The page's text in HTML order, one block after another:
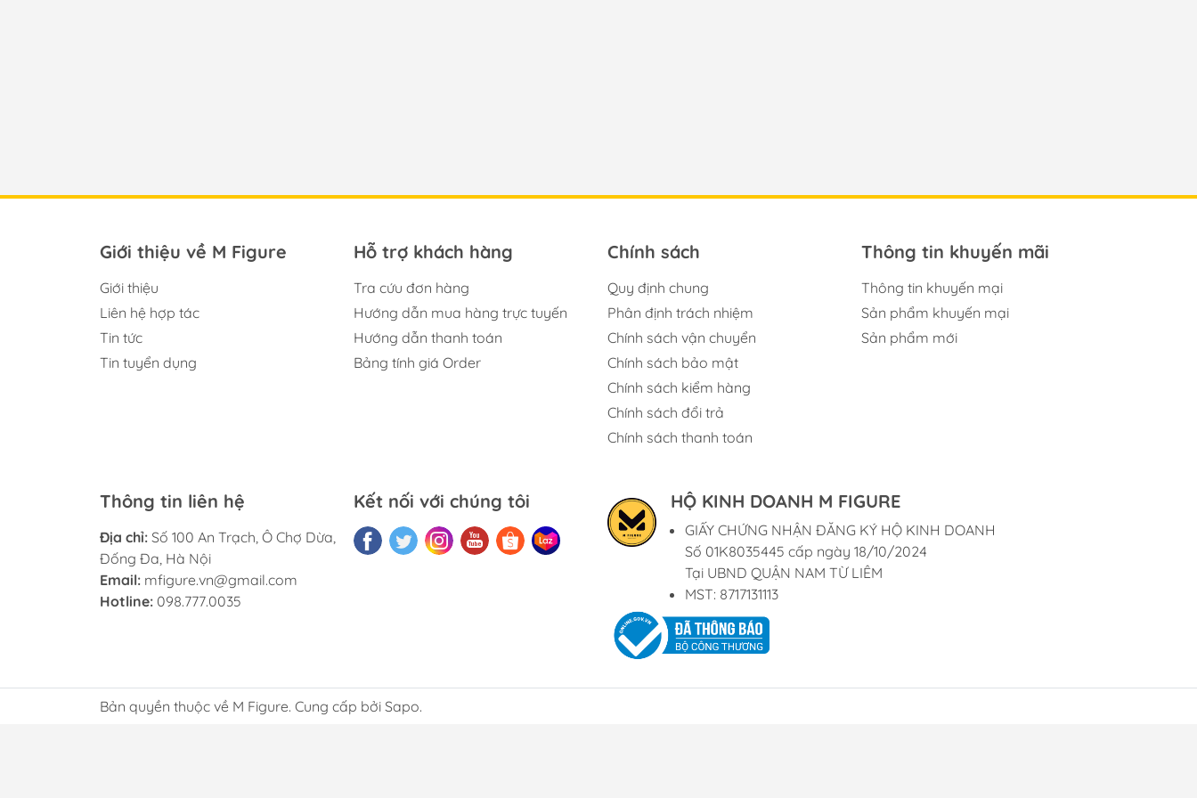
Giới thiệu về M Figure
Giới thiệu
Liên hệ hợp tác
Tin tức
Tin tuyển dụng
Hỗ trợ khách hàng
Tra cứu đơn hàng
Hướng dẫn mua hàng trực tuyến
Hướng dẫn thanh toán
Bảng tính giá Order
Chính sách
Quy định chung
Phân định trách nhiệm
Chính sách vận chuyển
Chính sách bảo mật
Chính sách kiểm hàng
Chính sách đổi trả
Chính sách thanh toán
Thông tin khuyến mãi
Thông tin khuyến mại
Sản phẩm khuyến mại
Sản phẩm mới
Thông tin liên hệ
Địa chỉ: Số 100 An Trạch, Ô Chợ Dừa,
Đống Đa, Hà Nội
Email: mfigure.vn@gmail.com
Hotline: 098.777.0035
Kết nối với chúng tôi HỘ KINH DOANH M FIGURE
GIẤY CHỨNG NHẬN ĐĂNG KÝ HỘ KINH DOANH
Số 01K8035445 cấp ngày 18/10/2024
Tại UBND QUẬN NAM TỪ LIÊM
MST: 8717131113
Bản quyền thuộc về M Figure. Cung cấp bởi Sapo.